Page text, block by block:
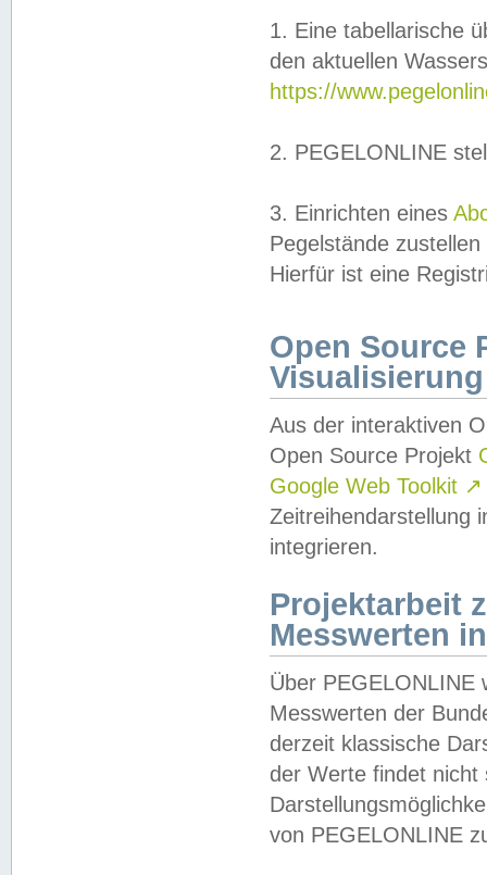
1. Eine tabellarische
den aktuellen
https://
2. PEGELONLINE
3. Einrichten eines
Pegelstände
Hierfür ist eine
Open Source
Visualisierung
Aus der interaktiven
Open Source Projekt
Google Web Toolkit ↗
Zeitreihendarstellung
integrieren.
Projektarbeit
Messwerten
Über PEGELONLINE
Messwerten der
derzeit klassische
der Werte findet
von PEGELONLINE